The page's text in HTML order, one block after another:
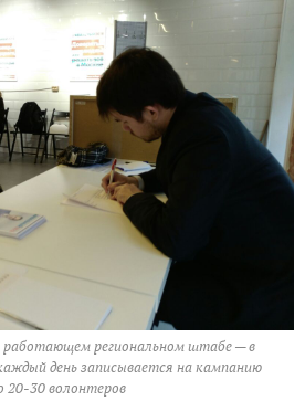
работающем региональном штабе — в
день записывается на кампанию
20-30 волонтеров